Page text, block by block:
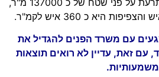
עם משרד הפנים להגדיל את
זאת, עדיין לא רואים תוצאות
משמעותיות.